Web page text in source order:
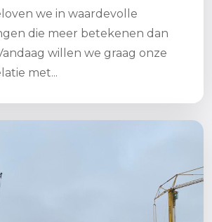
we in waardevolle
die meer betekenen dan
willen we graag onze
met...